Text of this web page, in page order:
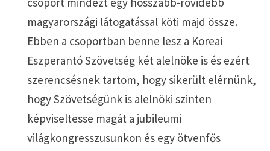
magyarországi látogatással köti majd össze.
Ebben a csoportban benne lesz a Koreai
Eszperantó Szövetség két alelnöke is és ezért
szerencsésnek tartom, hogy sikerült elérnünk,
hogy Szövetségünk is alelnöki szinten
képviseltesse magát a jubileumi
világkongresszusunkon és egy ötvenfős